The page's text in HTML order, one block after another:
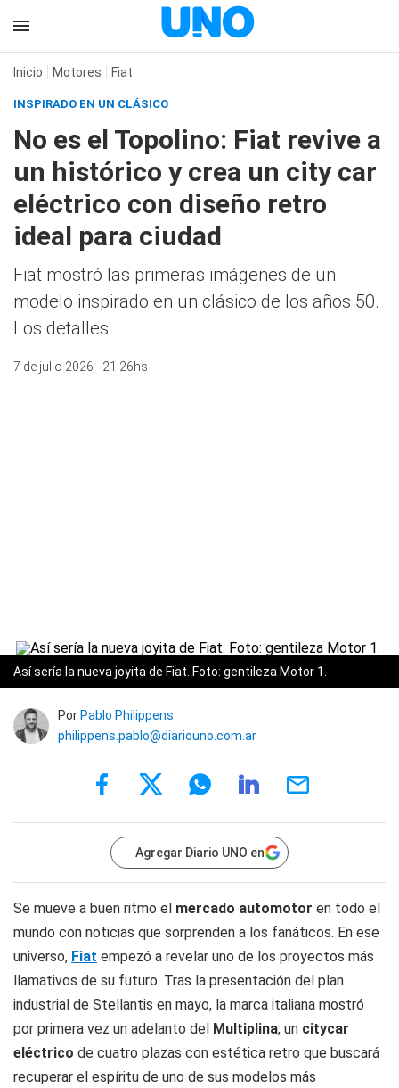
Inicio Motores Fiat
INSPIRADO EN UN CLÁSICO
No es el Topolino: Fiat revive a
un histórico y crea un city car
eléctrico con diseño retro
ideal para ciudad
Fiat mostró las primeras imágenes de un
modelo inspirado en un clásico de los años 50.
Los detalles
7 de julio 2026 - 21:26hs
Así sería la nueva joyita de Fiat. Foto: gentileza Motor 1.
Por Pablo Philippens
philippens.pablo@diariouno.com.ar
Agregar Diario UNO en
Se mueve a buen ritmo el mercado automotor en todo el
mundo con noticias que sorprenden a los fanáticos. En ese
universo, Fiat empezó a revelar uno de los proyectos más
llamativos de su futuro. Tras la presentación del plan
industrial de Stellantis en mayo, la marca italiana mostró
por primera vez un adelanto del Multiplina, un citycar
eléctrico de cuatro plazas con estética retro que buscará
recuperar el espíritu de uno de sus modelos más